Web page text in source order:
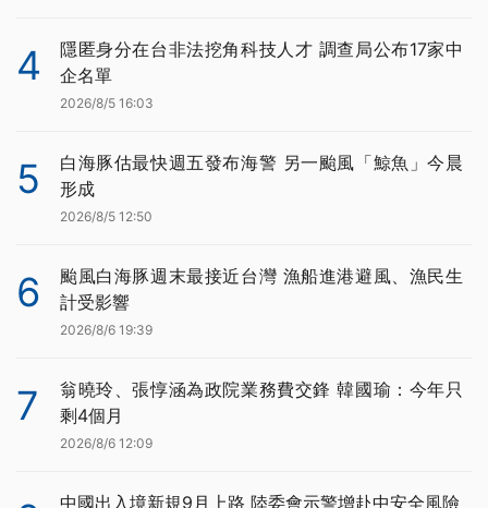
4
隱匿身分在台非法挖角科技人才 調查局公布17家中
企名單
2026/8/5 16:03
5
白海豚估最快週五發布海警 另一颱風「鯨魚」今晨
形成
2026/8/5 12:50
6
颱風白海豚週末最接近台灣 漁船進港避風、漁民生
計受影響
2026/8/6 19:39
7
翁曉玲、張惇涵為政院業務費交鋒 韓國瑜：今年只
剩4個月
2026/8/6 12:09
中國出入境新規9月上路 陸委會示警增赴中安全風險